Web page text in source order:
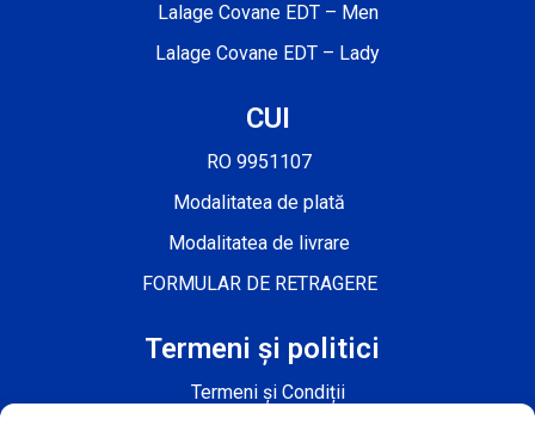
Lalage Covane EDT – Men
Lalage Covane EDT – Lady
CUI
RO 9951107
Modalitatea de plată
Modalitatea de livrare
FORMULAR DE RETRAGERE
Termeni și politici
Termeni și Condiții